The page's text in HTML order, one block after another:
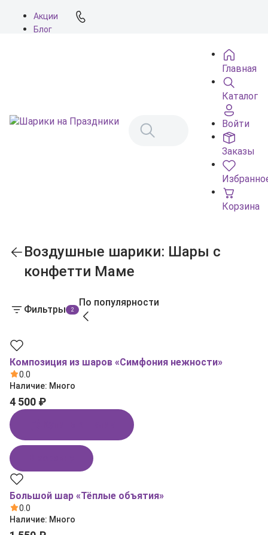
Акции
Блог
Главная
Каталог
Войти
Заказы
Корзина
Воздушные шарики: Шары с
конфетти Маме
Фильтры 2
По популярности
Композиция из шаров «Симфония нежности»
0.0
Наличие: Много
4 500 ₽
Большой шар «Тёплые объятия»
0.0
Наличие: Много